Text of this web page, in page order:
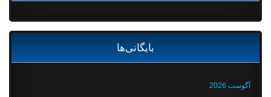
بایگانی‌ها
آگوست 2026